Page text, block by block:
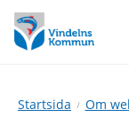
Hoppa
till
innehåll
Hoppa
till
undermeny
Startsida Om